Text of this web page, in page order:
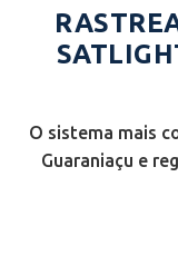
O sistema mais
Guaraniaçu e